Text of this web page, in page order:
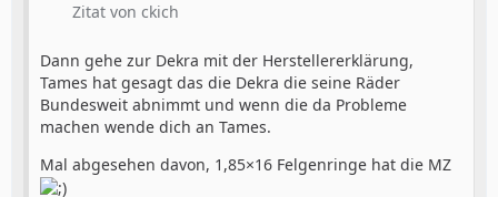
Zitat von ckich
Dann gehe zur Dekra mit der Herstellererklärung,
Tames hat gesagt das die Dekra die seine Räder
Bundesweit abnimmt und wenn die da Probleme
machen wende dich an Tames.
Mal abgesehen davon, 1,85×16 Felgenringe hat die MZ